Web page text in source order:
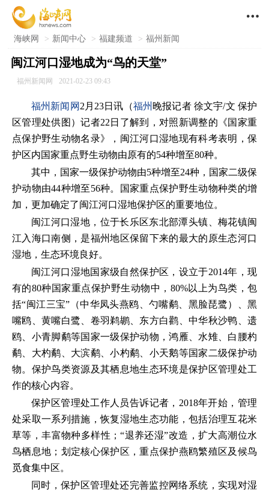

海峡网 > 新闻中心 > 福建频道 > 福州新闻
闽江河口湿地成为“鸟的天堂”
福州新闻网 2021-02-23 09:43
福州新闻网 2月23日讯（福州 晚报记者 徐文宇/文 保护
区管理处供图）记者22日了解到，对照新调整的《国家重
点保护野生动物名录》，闽江河口湿地现有科考表明，保
护区内国家重点野生动物由原有的54种增至80种。
其中，国家一级保护动物由5种增至24种，国家二级保
护动物由44种增至56种。国家重点保护野生动物种类的增
加，更加确定了闽江河口湿地保护区的重要地位。
闽江河口湿地，位于长乐区东北部潭头镇、梅花镇闽
江入海口南侧，是福州地区保留下来的最大的原生态河口
湿地，生态环境良好。
闽江河口湿地国家级自然保护区，设立于2014年，现
有的80种国家重点保护野生动物中，80%以上为鸟类，包
括“闽江三宝”（中华凤头燕鸥、勺嘴鹬、黑脸琵鹭）、黑
嘴鸥、黄嘴白鹭、卷羽鹈鹕、东方白鹳、中华秋沙鸭、遗
鸥、小青脚鹬等国家一级保护动物，鸿雁、水雉、白腰杓
鹬、大杓鹬、大滨鹬、小杓鹬、小天鹅等国家二级保护动
物。保护鸟类资源及其栖息地生态环境是保护区管理处工
作的核心内容。
保护区管理处工作人员告诉记者，2018年开始，管理
处采取一系列措施，恢复湿地生态功能，包括治理互花米
草等，丰富物种多样性；“退养还湿”改造，扩大高潮位水
鸟栖息地；划定核心保护区，重点保护燕鸥繁殖区及候鸟
觅食集中区。
同时，保护区管理处还完善监控网络系统，实现对湿